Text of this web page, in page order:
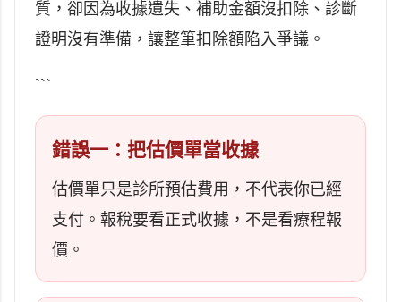
質，卻因為收據遺失、補助金額沒扣除、診斷
證明沒有準備，讓整筆扣除額陷入爭議。
```
錯誤一：把估價單當收據
估價單只是診所預估費用，不代表你已經
支付。報稅要看正式收據，不是看療程報
價。